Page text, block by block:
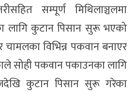
सम्पूर्ण मिथिलाञ्चलमा
लागि कुटान पिसान सुरू भएको
विभिन्न पकवान बनाएर
सोही पकवान पकाउनका लागि
कुटान पिसान सुरू गरेका